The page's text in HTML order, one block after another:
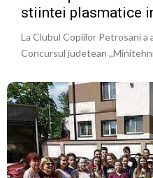
stiintei plasmatice
La Clubul Copiilor Petrosani a
Concursul judetean